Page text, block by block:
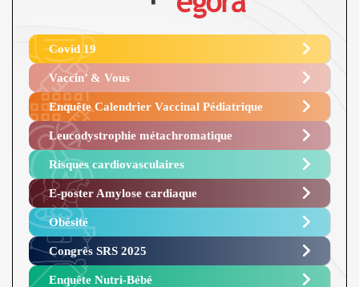
Covid 19
Vaccin’ & Vous
Enquête Calendrier Vaccinal Pédiatrique
Leucodystrophie métachromatique
Risques cardiovasculaires
E-poster Amylose cardiaque ​
Obésité ​
Congrès SRS 2025 ​
Enquête Nutri-Bébé ​